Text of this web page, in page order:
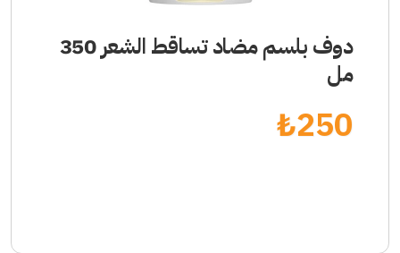
دوف بلسم مضاد تساقط الشعر 350
مل
250
₺